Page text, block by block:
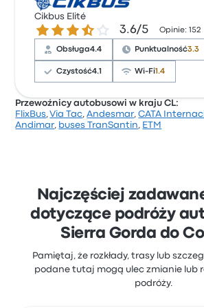
Na podstawie 21 opinii firma
ocenę 3.2 gwiazdek. Podróżni
czystość i dostęp do biletów, ale
Cikbus Elité
3.6 gwiazdek w skali do 5
3.6/5 Opinie: 152
Obsługa4.4 Punktualność3.3
Czystość4.1 Wi-Fi1.4
Na podstawie 152 opinii firma
Przewoźnicy autobusowi w kraju CL:
FlixBus,Via Tac,Andesmar,CATA
Andimar, buses TranSantin, ETM
Najczęściej
dotyczące podróży
Sierra Gorda do
Pamiętaj, że rozkłady, trasy lub
podane tutaj mogą ulec zmianie lub
podróży.